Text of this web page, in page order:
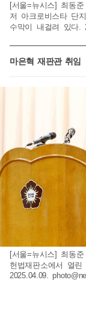
[서울=뉴시스] 최동
저 아크로비스타 단
수막이 내걸려 있다.
마은혁 재판관 취임
[서울=뉴시스] 최동
헌법재판소에서 열
2025.04.09.